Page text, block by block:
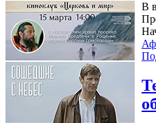
В